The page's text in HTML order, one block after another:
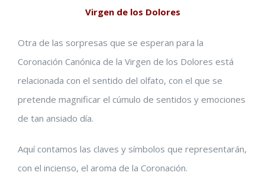
Virgen de los Dolores
Otra de las sorpresas que se esperan para la
Coronación Canónica de la Virgen de los Dolores está
relacionada con el sentido del olfato, con el que se
pretende magnificar el cúmulo de sentidos y emociones
de tan ansiado día.
Aquí contamos las claves y símbolos que representarán,
con el incienso, el aroma de la Coronación.